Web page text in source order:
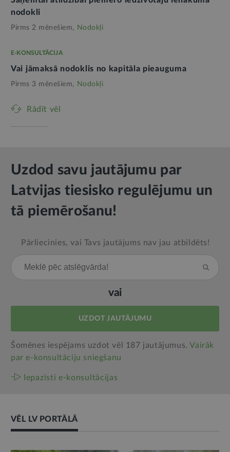
nodokli
Pirms 2 mēnešiem, Nodokļi
E-KONSULTĀCIJA
Vai jāmaksā nodoklis no kapitāla pieauguma
Pirms 3 mēnešiem, Nodokļi
Rādīt vēl
Uzdod savu jautājumu par
Latvijas tiesisko regulējumu un
tā piemērošanu!
Pārliecinies, vai Tavs jautājums nav jau atbildēts!
vai
UZDOT JAUTĀJUMU
Šomēnes iespējams uzdot vēl 187 jautājumus.Vairāk
par e‑konsultāciju sniegšanu
Iepazīsti e-konsultācijas
VĒL LV PORTĀLĀ